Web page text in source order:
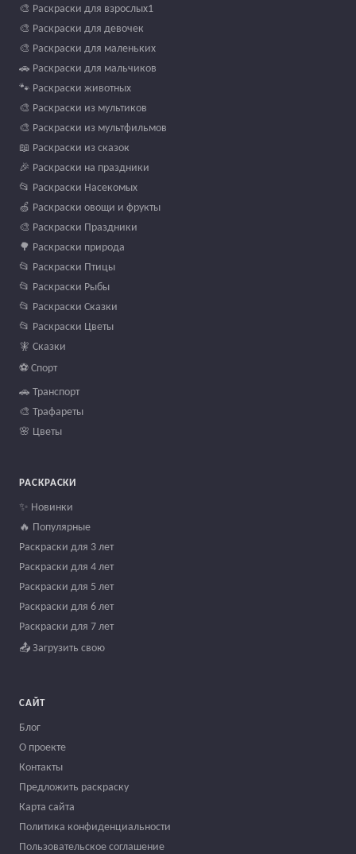
🎨 Раскраски для взрослых1
🎨 Раскраски для девочек
🎨 Раскраски для маленьких
🚗 Раскраски для мальчиков
🐾 Раскраски животных
🎨 Раскраски из мультиков
🎨 Раскраски из мультфильмов
📖 Раскраски из сказок
🎉 Раскраски на праздники
📂 Раскраски Насекомых
🍏 Раскраски овощи и фрукты
🎨 Раскраски Праздники
🌳 Раскраски природа
📂 Раскраски Птицы
📂 Раскраски Рыбы
📂 Раскраски Сказки
📂 Раскраски Цветы
🧚 Сказки
⚽ Спорт
🚗 Транспорт
🎨 Трафареты
🌸 Цветы
РАСКРАСКИ
✨ Новинки
🔥 Популярные
Раскраски для 3 лет
Раскраски для 4 лет
Раскраски для 5 лет
Раскраски для 6 лет
Раскраски для 7 лет
📤 Загрузить свою
САЙТ
Блог
О проекте
Контакты
Предложить раскраску
Карта сайта
Политика конфиденциальности
Пользовательское соглашение